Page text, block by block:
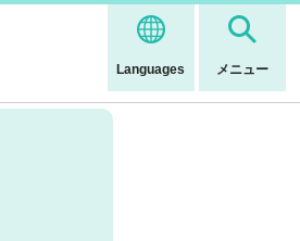
Languages メニュー